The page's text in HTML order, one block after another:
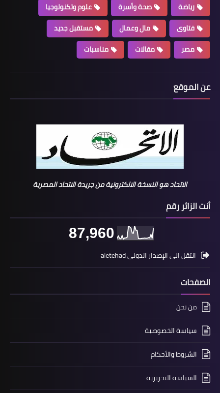
رياضة
صحة وأسرة
علوم وتكنولوجيا
فتاوى
مال وعمال
مستقبل جديد
مصر
مقالات مناسبات
عن الموقع
الاتحاد هو النسخة الالكترونية من جريدة الاتحاد المصرية
أنت الزائر رقم
87,960
انتقل الى الإصدار الدولي aletehad
الصفحات
من نحن
سياسة الخصوصية
الشروط والأحكام
السياسة التحريرية